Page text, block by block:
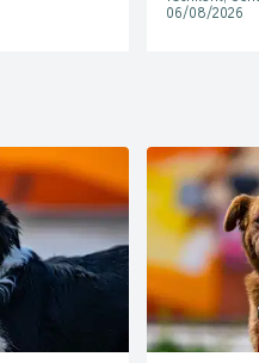
06/08/2026